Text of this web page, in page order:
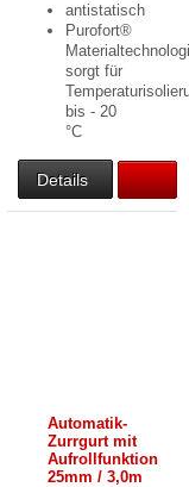
antistatisch
Purofort®
sorgt für
bis - 20
°C
Details
Automatik-
Zurrgurt mit
Aufrollfunktion
25mm / 3,0m